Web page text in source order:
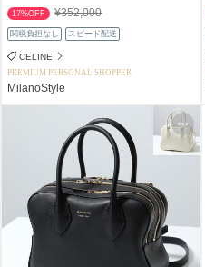
17%OFF ¥352,000
関税負担なし スピード配送
CELINE
PREMIUM PERSONAL SHOPPER
MilanoStyle